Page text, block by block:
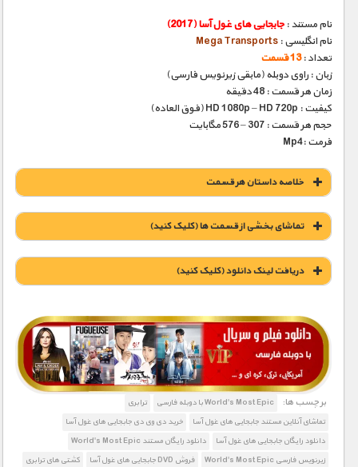
نام مستند : جابجایی های غول آسا (2017)
نام انگلیسی : Mega Transports
تعداد :13 قسمت
زبان : راوی دوبله (مابقی زیرنویس فارسی)
زمان هر قسمت : 48 دقیقه
کیفیت : HD 1080p – HD 720p (فوق العاده)
حجم هر قسمت : 307 – 576 مگابایت
فرمت :Mp4
خلاصه داستان هر قسمت
تماشای بخشی از قسمت ها (کلیک کنید)
دریافت لينک دانلود (کليک کنيد)
1900 تومان – دانلود قسمت 1 (افزودن به سبد خريد)
1900 تومان – دانلود قسمت 2 (افزودن به سبد خريد)
1900 تومان – دانلود قسمت 3 (افزودن به سبد خريد)
برچسب ها: World's Most Epic با دوبله فارسی
ترابری
تماشای آنلاین مستند جابجایی های غول آسا
خرید دی وی دی جابجایی های غول آسا
دانلود رایگان جابجایی های غول آسا
دانلود رایگان مستند World's Most Epic
زیرنویس فارسی World's Most Epic
فروش DVD جابجایی های غول آسا
کشتی های ترابری